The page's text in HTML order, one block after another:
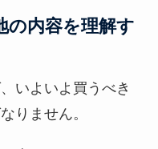
の内容を理解す
いよいよ買うべき
りません。